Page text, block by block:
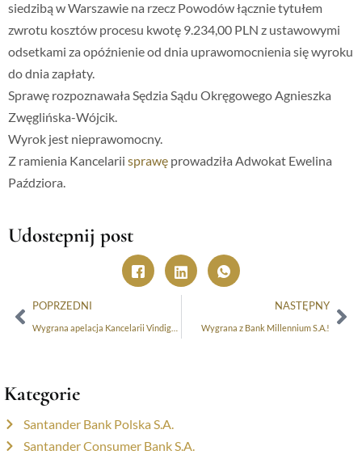
siedzibą w Warszawie na rzecz Powodów łącznie tytułem
zwrotu kosztów procesu kwotę 9.234,00 PLN z ustawowymi
odsetkami za opóźnienie od dnia uprawomocnienia się wyroku
do dnia zapłaty.
Sprawę rozpoznawała Sędzia Sądu Okręgowego Agnieszka
Zwęglińska-Wójcik.
Wyrok jest nieprawomocny.
Z ramienia Kancelarii sprawę prowadziła Adwokat Ewelina
Paździora.
Udostepnij post
POPRZEDNI NASTĘPNY
Wygrana z Bank Millennium S.A.!
Kategorie
Santander Bank Polska S.A.
Santander Consumer Bank S.A.